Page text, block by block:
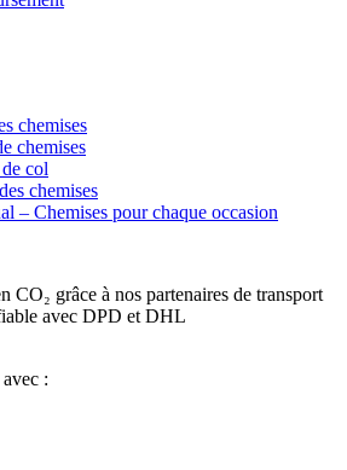
chemises
chemises
col
chemises
– Chemises pour chaque occasion
CO₂ grâce à nos partenaires de transport
avec DPD et DHL
: